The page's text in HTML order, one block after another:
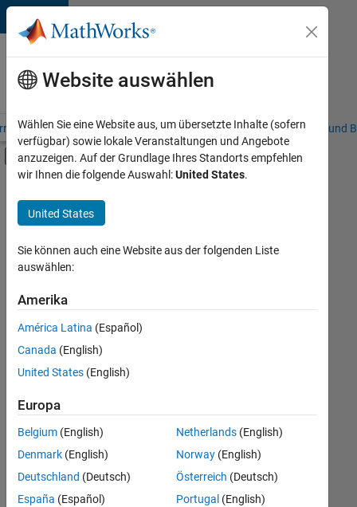
Weiter zum Inhalt
Karriere
bei
MathWorks
– Übersicht Stellensuche Niederlassungen Studierende und
Umschaltung für Off-Canvas-
Hauptinhalt
Information Technology
Commercial Sales
Marketing Communications
Legal
+3
Derzeit
es
keine
offenen
Stellen,
Ihren
Suchkriterien
entsprechen.
können
die
Website auswählen
Wählen Sie eine Website aus, um übersetzte Inhalte (sofern
verfügbar) sowie lokale Veranstaltungen und Angebote
anzuzeigen. Auf der Grundlage Ihres Standorts empfehlen
wir Ihnen die folgende Auswahl:United States.
United States
Sie können auch eine Website aus der folgenden Liste
auswählen:
Amerika
América Latina (Español)
Canada (English)
United States (English)
Europa
Belgium (English)
Denmark (English)
Deutschland (Deutsch)
España (Español)
Netherlands(English)
Norway(English)
Österreich (Deutsch)
Portugal (English)